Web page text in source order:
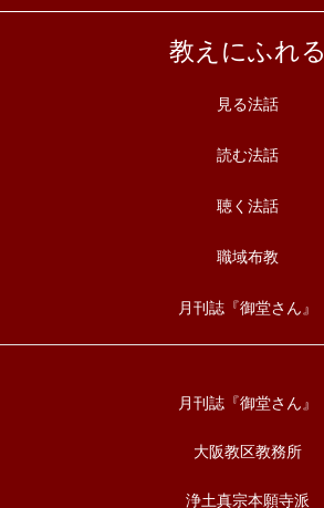
教えにふれる
見る法話
読む法話
聴く法話
職域布教
月刊誌『御堂さん』
月刊誌『御堂さん』
大阪教区教務所
浄土真宗本願寺派